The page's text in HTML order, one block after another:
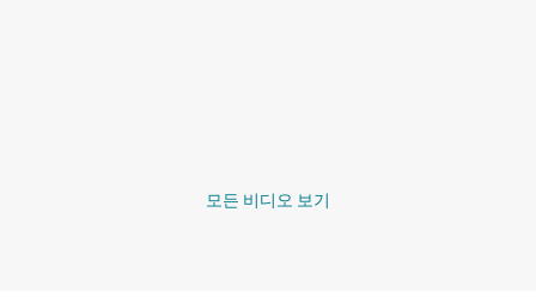
모든 비디오 보기